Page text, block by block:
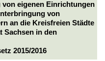
eigenen Einrichtungen
von
an die Kreisfreien Städte
Sachsen in den
2015/2016